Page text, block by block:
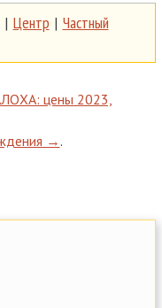
| Центр | Частный
цены 2023,
→.